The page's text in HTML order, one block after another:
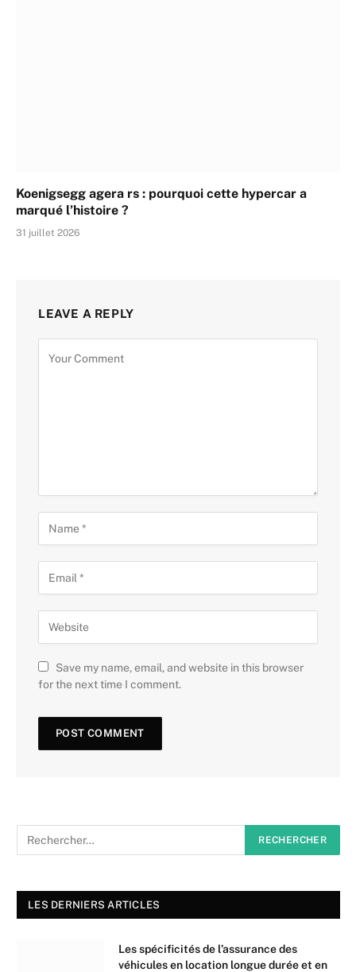
Koenigsegg agera rs : pourquoi cette hypercar a
marqué l’histoire ?
31 juillet 2026
LEAVE A REPLY
Save my name, email, and website in this browser
for the next time I comment.
LES DERNIERS ARTICLES
Les spécificités de l’assurance des
véhicules en location longue durée et en